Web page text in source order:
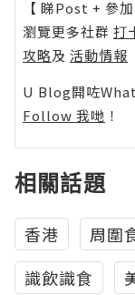
【 睇Post + 參
瀏覽更多社群 打
攻略及 活動情報
U Blog開咗
Follow 我哋 ！
相關話題
香港 周圍
識飲識食